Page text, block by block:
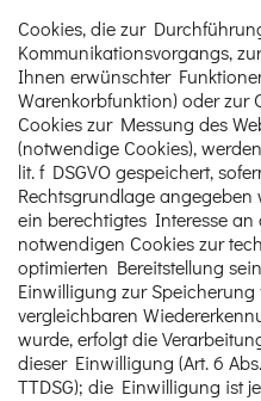
Cookies, die zur
Kommunikationsvorgangs,
Ihnen erwünschter
Warenkorbfunktion) oder zur
Cookies zur Messung des
(notwendige Cookies),
lit. f DSGVO gespeichert,
Rechtsgrundlage
ein berechtigtes Interesse an
notwendigen Cookies zur
optimierten Bereitstellung
Einwilligung zur Speicherung
vergleichbaren
wurde, erfolgt die
dieser Einwilligung (Art. 6
TTDSG); die Einwilligung ist